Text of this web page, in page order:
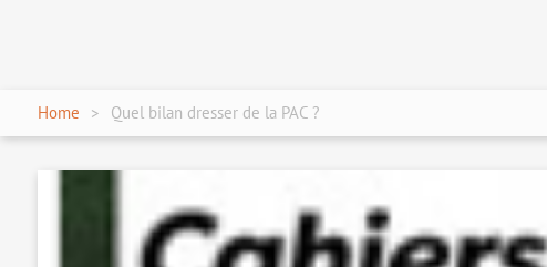
Home Quel bilan dresser de la PAC ?